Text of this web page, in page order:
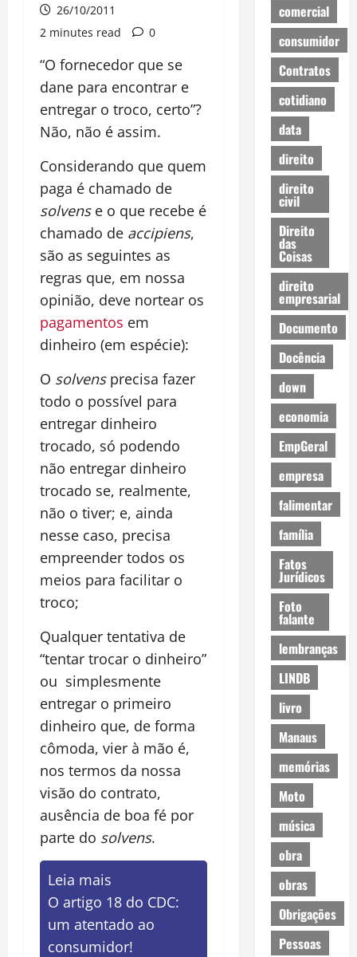
26/10/2011
2 minutes read
0
“O fornecedor que se
dane para encontrar e
entregar o troco, certo”?
Não, não é assim.
Considerando que quem
paga é chamado de
solvense o que recebe é
chamado de accipiens,
são as seguintes as
regras que, em nossa
opinião, deve nortear os
pagamentos em
dinheiro (em espécie):
O solvensprecisa fazer
todo o possível para
entregar dinheiro
trocado, só podendo
não entregar dinheiro
trocado se, realmente,
não o tiver; e, ainda
nesse caso, precisa
empreender todos os
meios para facilitar o
troco;
Qualquer tentativa de
“tentar trocar o dinheiro”
ou simplesmente
entregar o primeiro
dinheiro que, de forma
cômoda, vier à mão é,
nos termos da nossa
visão do contrato,
ausência de boa fé por
parte do solvens.
Leia mais
O artigo 18 do CDC:
um atentado ao
consumidor!
comercial
consumidor
Contratos
cotidiano
data
direito
direito
civil
Direito
das
Coisas
direito
empresarial
Documento
Docência
down
economia
EmpGeral
empresa
falimentar
família
Fatos
Jurídicos
Foto
falante
lembranças
LINDB
livro
Manaus
memórias
Moto
música
obra
obras
Obrigações
Pessoas